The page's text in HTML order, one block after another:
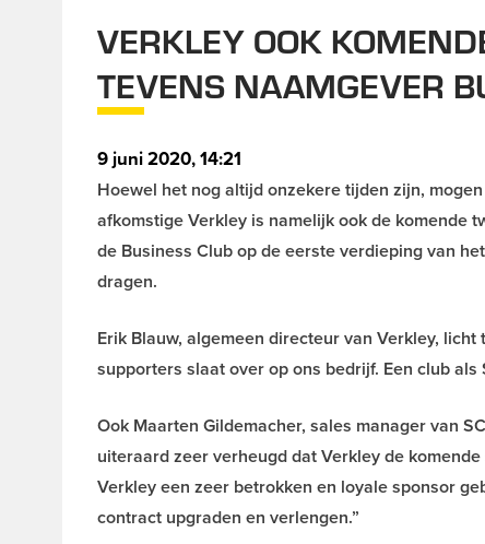
VERKLEY OOK
TEVENS NAAMGEVER
9 juni 2020, 14:21
Hoewel het nog altijd onzekere tijden zijn,
afkomstige Verkley is namelijk ook de komende
de Business Club op de eerste verdieping van
dragen.
Erik Blauw, algemeen directeur van Verkley,
supporters slaat over op ons bedrijf. Een club
Ook Maarten Gildemacher, sales manager van
uiteraard zeer verheugd dat Verkley de
Verkley een zeer betrokken en loyale sponsor
contract upgraden en verlengen.”